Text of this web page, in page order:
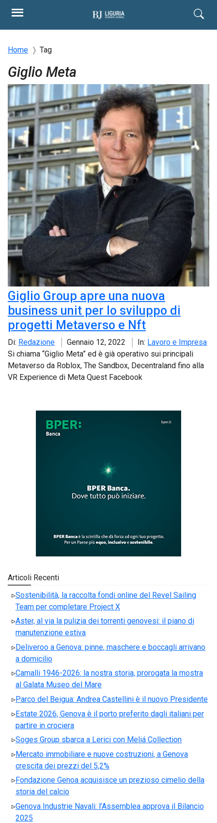
Home Tag
Giglio Meta
Giglio Group apre una nuova
business unit per lo sviluppo di
progetti Metaverso e Nft
Di: Redazione Gennaio 12, 2022 In: Lavoro e Impresa
Si chiama “Giglio Meta” ed è già operativo sui principali
Metaverso da Roblox, The Sandbox, Decentraland fino alla
VR Experience di Meta Quest Facebook
Articoli Recenti
Sostenibilità, la raccolta fondi online del Revel Sailing
Team per completare Project X
Aster, al via la pulizia dei torrenti genovesi: il piano di
manutenzione estiva
Deliveroo a Genova: pinne, maschere e boccagli arrivano
a domicilio
Camalli 1946-2026: la nostra storia, prorogata la mostra
al Galata Museo del Mare
Parco del Beigua: Andrea Castellini è il nuovo Presidente
Estate 2026, Genova è il porto preferito dagli italiani per
partire in crociera
Soges Group sbarca a Lerici con Meliá Collection
Mercato immobiliare e nuove costruzioni, a Genova
crescita dei prezzi del 5,2%
Fondazione Genoa acquisisce un prezioso cimelio della
storia del calcio
Genova Industrie Navali: l’Assemblea approva il Bilancio
2025